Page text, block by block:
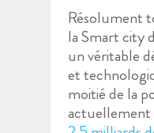
Résolument
la Smart city
un véritable
et
moitié de la
actuellement